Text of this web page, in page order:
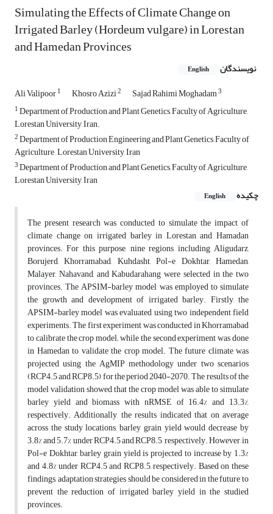
Simulating the Effects of Climate Change on
Irrigated Barley (Hordeum vulgare) in Lorestan
and Hamedan Provinces
نویسندگان English
Ali Valipoor1 Khosro Azizi2 Sajad Rahimi Moghadam3
1Department of Production and Plant Genetics, Faculty of Agriculture,
Lorestan University, Iran.
2Department of Production Engineering and Plant Genetics, Faculty of
Agriculture , Lorestan University, Iran
3Department of Production and Plant Genetics, Faculty of Agriculture,
Lorestan University, Iran
چکیده
English
The present research was conducted to simulate the impact of
climate change on irrigated barley in Lorestan and Hamadan
provinces. For this purpose, nine regions including Aligudarz,
Borujerd, Khorramabad, Kuhdasht, Pol-e Dokhtar, Hamedan,
Malayer, Nahavand, and Kabudarahang were selected in the two
provinces. The APSIM-barley model was employed to simulate
the growth and development of irrigated barley. Firstly, the
APSIM-barley model was evaluated using two independent field
experiments. The first experiment was conducted in Khorramabad
to calibrate the crop model; while the second experiment was done
in Hamedan to validate the crop model. The future climate was
projected using the AgMIP methodology under two scenarios
(RCP4.5 and RCP8.5) for the period 2040-2070. The results of the
model validation showed that the crop model was able to simulate
barley yield and biomass with nRMSE of 16.4% and 13.3%,
respectively. Additionally, the results indicated that on average
across the study locations, barley grain yield would decrease by
3.8% and 5.7% under RCP4.5 and RCP8.5, respectively. However, in
Pol-e Dokhtar, barley grain yield is projected to increase by 1.3%
and 4.8% under RCP4.5 and RCP8.5, respectively. Based on these
findings, adaptation strategies should be considered in the future to
prevent the reduction of irrigated barley yield in the studied
provinces.